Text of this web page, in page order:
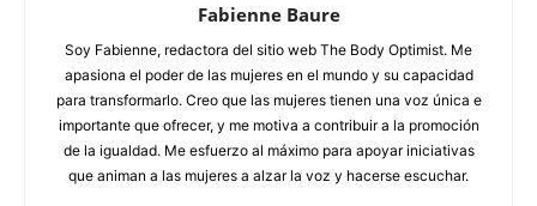
Fabienne Baure
Soy Fabienne, redactora del sitio web The Body Optimist. Me
apasiona el poder de las mujeres en el mundo y su capacidad
para transformarlo. Creo que las mujeres tienen una voz única e
importante que ofrecer, y me motiva a contribuir a la promoción
de la igualdad. Me esfuerzo al máximo para apoyar iniciativas
que animan a las mujeres a alzar la voz y hacerse escuchar.